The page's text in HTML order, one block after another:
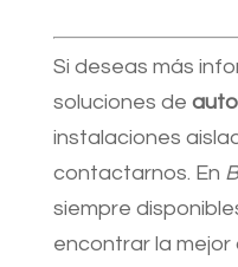
Si deseas más
soluciones de
instalaciones
contactarnos. En
siempre
encontrar la